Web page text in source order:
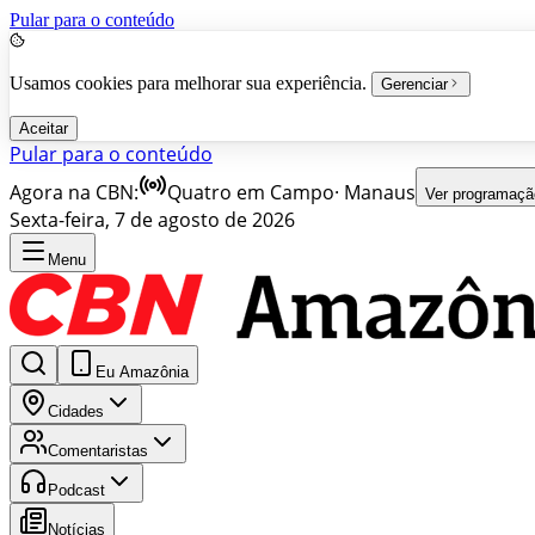
Pular para o conteúdo
Usamos cookies para melhorar sua experiência. Gerenciar
Aceitar
Pular para o conteúdo
Agora na CBN:
Quatro em Campo· Manaus Ver
Sexta-feira, 7 de agosto de 2026
Menu
Eu Amazônia
Cidades
Comentaristas
Podcast
Notícias